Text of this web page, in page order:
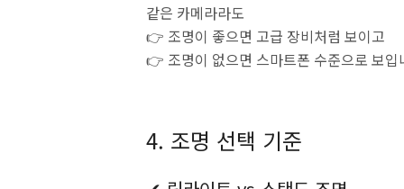
같은 카메라라도
👉 조명이 좋으면 고급 장비처럼 보이고
👉 조명이 없으면 스마트폰 수준으로 보입
4. 조명 선택 기준